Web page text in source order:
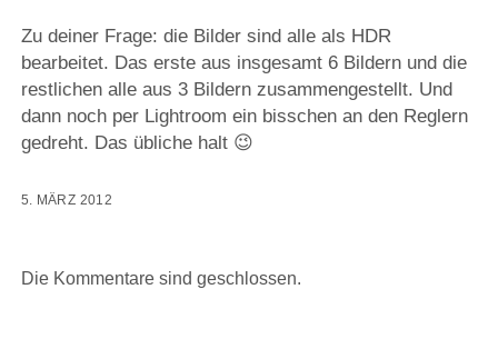
Zu deiner Frage: die Bilder sind alle als HDR
bearbeitet. Das erste aus insgesamt 6 Bildern und die
restlichen alle aus 3 Bildern zusammengestellt. Und
dann noch per Lightroom ein bisschen an den Reglern
gedreht. Das übliche halt 😉
5. MÄRZ 2012
Die Kommentare sind geschlossen.